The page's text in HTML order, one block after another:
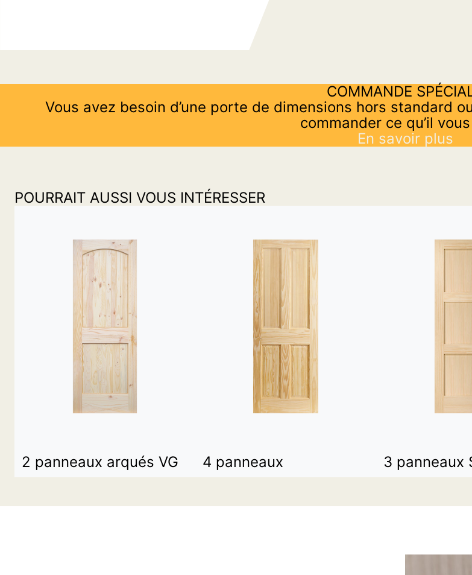
COMMANDE
Vous avez besoin d’une porte de dimensions hors standard
commander ce qu’il
En savoir plus
POURRAIT AUSSI VOUS INTÉRESSER
2 panneaux arqués VG 4 panneaux 3 panneaux